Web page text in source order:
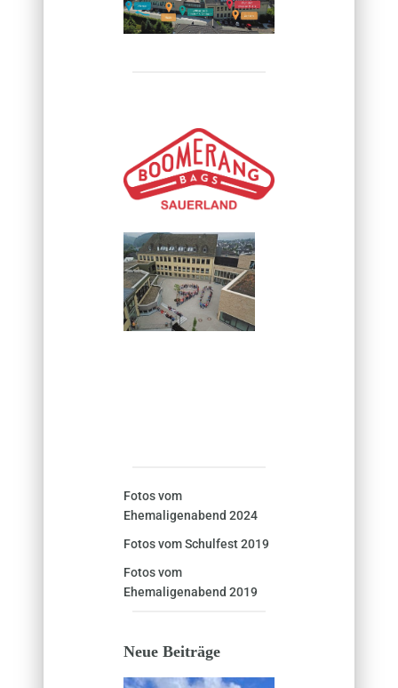
Fotos vom
Ehemaligenabend 2024
Fotos vom Schulfest 2019
Fotos vom
Ehemaligenabend 2019
Neue Beiträge